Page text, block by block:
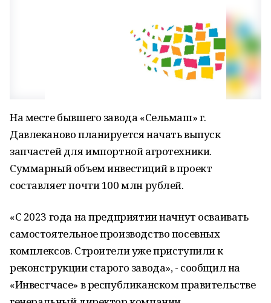
На месте бывшего завода «Сельмаш» г.
Давлеканово планируется начать выпуск
запчастей для импортной агротехники.
Суммарный объем инвестиций в проект
составляет почти 100 млн рублей.
«С 2023 года на предприятии начнут осваивать
самостоятельное производство посевных
комплексов. Строители уже приступили к
реконструкции старого завода», - сообщил на
«Инвестчасе» в республиканском правительстве